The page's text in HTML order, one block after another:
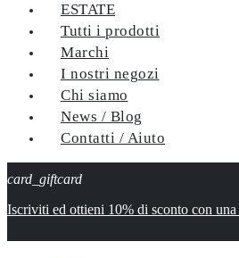
ESTATE
Tutti i prodotti
Marchi
I nostri negozi
Chi siamo
News / Blog
Contatti / Aiuto
card_giftcard
Iscriviti ed ottieni 10% di sconto con una